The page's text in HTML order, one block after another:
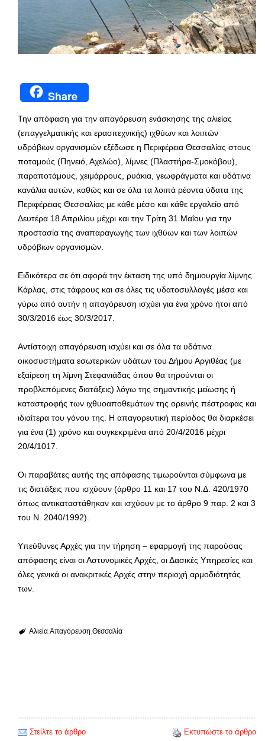
Share
Την απόφαση για την απαγόρευση ενάσκησης της αλιείας
(επαγγελματικής και ερασιτεχνικής) ιχθύων και λοιπών
υδρόβιων οργανισμών εξέδωσε η Περιφέρεια Θεσσαλίας στους
ποταμούς (Πηνειό, Αχελώο), λίμνες (Πλαστήρα-Σμοκόβου),
παραποτάμους, χειμάρρους, ρυάκια, γεωφράγματα και υδάτινα
κανάλια αυτών, καθώς και σε όλα τα λοιπά ρέοντα ύδατα της
Περιφέρειας Θεσσαλίας με κάθε μέσο και κάθε εργαλείο από
Δευτέρα 18 Απριλίου μέχρι και την Τρίτη 31 Μαΐου για την
προστασία της αναπαραγωγής των ιχθύων και των λοιπών
υδρόβιων οργανισμών.
Ειδικότερα σε ότι αφορά την έκταση της υπό δημιουργία λίμνης
Κάρλας, στις τάφρους και σε όλες τις υδατοσυλλογές μέσα και
γύρω από αυτήν η απαγόρευση ισχύει για ένα χρόνο ήτοι από
30/3/2016 έως 30/3/2017.
Αντίστοιχη απαγόρευση ισχύει και σε όλα τα υδάτινα
οικοσυστήματα εσωτερικών υδάτων του Δήμου Αργιθέας (με
εξαίρεση τη λίμνη Στεφανιάδας όπου θα τηρούνται οι
προβλεπόμενες διατάξεις) λόγω της σημαντικής μείωσης ή
καταστροφής των ιχθυοαποθεμάτων της ορεινής πέστροφας και
ιδιαίτερα του γόνου της. Η απαγορευτική περίοδος θα διαρκέσει
για ένα (1) χρόνο και συγκεκριμένα από 20/4/2016 μέχρι
20/4/1017.
Οι παραβάτες αυτής της απόφασης τιμωρούνται σύμφωνα με
τις διατάξεις που ισχύουν (άρθρο 11 και 17 του Ν.Δ. 420/1970
όπως αντικαταστάθηκαν και ισχύουν με το άρθρο 9 παρ. 2 και 3
του Ν. 2040/1992).
Υπεύθυνες Αρχές για την τήρηση – εφαρμογή της παρούσας
απόφασης είναι οι Αστυνομικές Αρχές, οι Δασικές Υπηρεσίες και
όλες γενικά οι ανακριτικές Αρχές στην περιοχή αρμοδιότητάς
των.
Αλιεία Απαγόρευση Θεσσαλία
Στείλτε το άρθρο
Εκτυπώστε το άρθρο